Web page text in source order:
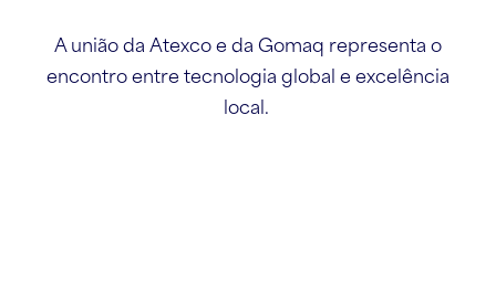
A união da Atexco e da Gomaq representa o
encontro entre tecnologia global e excelência
local.